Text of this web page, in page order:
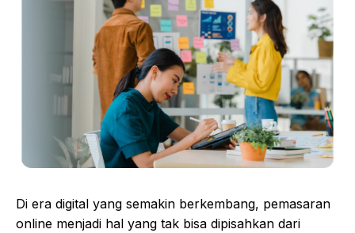
Di era digital yang semakin berkembang, pemasaran
online menjadi hal yang tak bisa dipisahkan dari